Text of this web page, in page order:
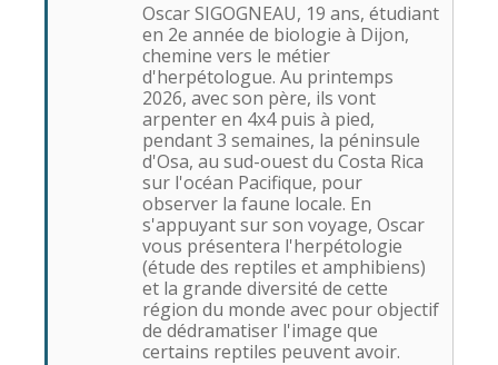
Oscar SIGOGNEAU, 19 ans, étudiant
en 2e année de biologie à Dijon,
chemine vers le métier
d'herpétologue. Au printemps
2026, avec son père, ils vont
arpenter en 4x4 puis à pied,
pendant 3 semaines, la péninsule
d'Osa, au sud-ouest du Costa Rica
sur l'océan Pacifique, pour
observer la faune locale. En
s'appuyant sur son voyage, Oscar
vous présentera l'herpétologie
(étude des reptiles et amphibiens)
et la grande diversité de cette
région du monde avec pour objectif
de dédramatiser l'image que
certains reptiles peuvent avoir.